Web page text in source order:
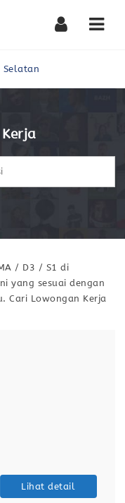
Selatan
/ D3 / S1 di
yang sesuai dengan
Cari Lowongan Kerja
Lihat detail